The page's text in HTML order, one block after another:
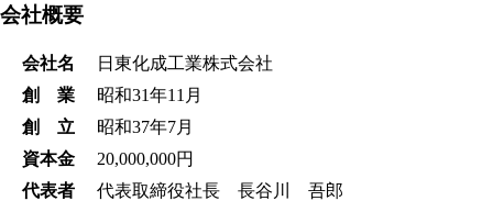
会社概要
会社名
日東化成工業株式会社
創 業
昭和31年11月
創 立
昭和37年7月
資本金
20,000,000円
代表者
代表取締役社長 長谷川 吾郎